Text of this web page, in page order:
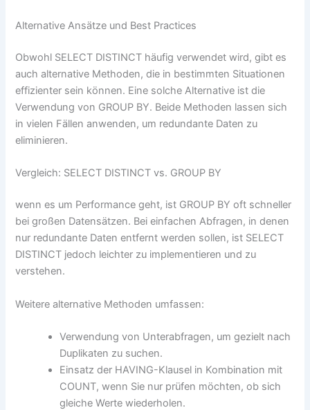
Alternative Ansätze und Best Practices
Obwohl SELECT DISTINCT häufig verwendet wird, gibt es
auch alternative Methoden, die in bestimmten Situationen
effizienter sein können. Eine solche Alternative ist die
Verwendung von GROUP BY. Beide Methoden lassen sich
in vielen Fällen anwenden, um redundante Daten zu
eliminieren.
Vergleich: SELECT DISTINCT vs. GROUP BY
wenn es um Performance geht, ist GROUP BY oft schneller
bei großen Datensätzen. Bei einfachen Abfragen, in denen
nur redundante Daten entfernt werden sollen, ist SELECT
DISTINCT jedoch leichter zu implementieren und zu
verstehen.
Weitere alternative Methoden umfassen:
Verwendung von Unterabfragen, um gezielt nach
Duplikaten zu suchen.
Einsatz der HAVING-Klausel in Kombination mit
COUNT, wenn Sie nur prüfen möchten, ob sich
gleiche Werte wiederholen.